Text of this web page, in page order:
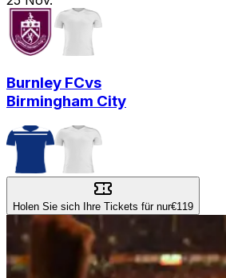
Burnley FCvs
Birmingham City
Holen Sie sich Ihre Tickets für nur€119